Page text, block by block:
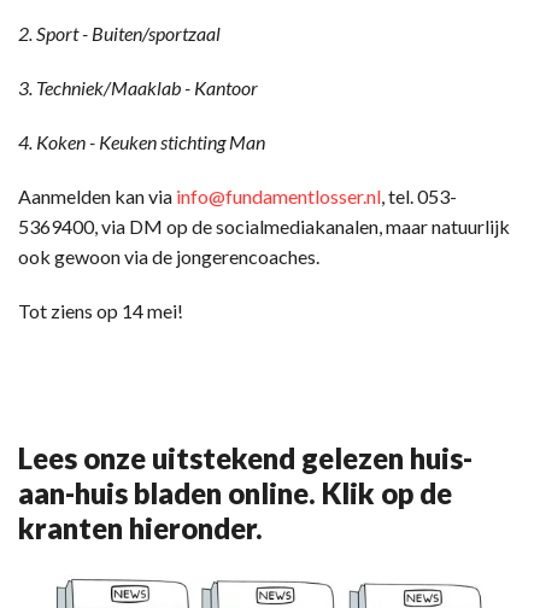
2. Sport - Buiten/sportzaal
3. Techniek/Maaklab - Kantoor
4. Koken - Keuken stichting Man
Aanmelden kan via info@fundamentlosser.nl, tel. 053-
5369400, via DM op de socialmediakanalen, maar natuurlijk
ook gewoon via de jongerencoaches.
Tot ziens op 14 mei!
Lees onze uitstekend gelezen huis-
aan-huis bladen online. Klik op de
kranten hieronder.